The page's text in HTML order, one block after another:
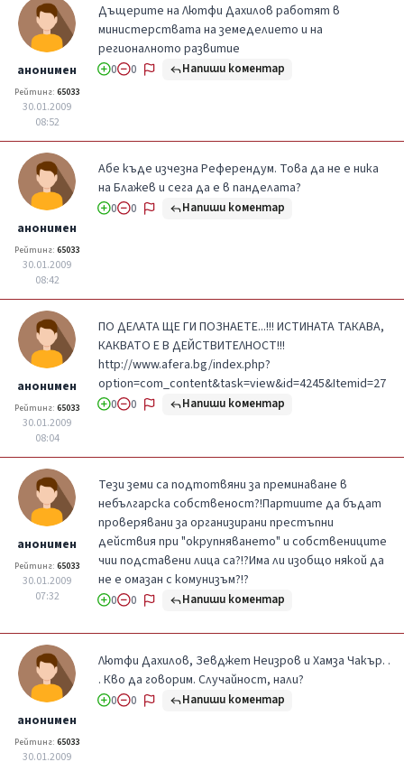
анонимен
Рейтинг: 65033
30.01.2009
08:52
Дъщерите на Лютфи Дахилов работят в
министерствата на земеделието и на
регионалното развитие
0 0 Напиши коментар
анонимен
Рейтинг: 65033
30.01.2009
08:42
Абе къде изчезна Референдум. Това да не е ника
на Блажев и сега да е в панделата?
0 0 Напиши коментар
анонимен
Рейтинг: 65033
30.01.2009
08:04
ПО ДЕЛАТА ЩЕ ГИ ПОЗНАЕТЕ...!!! ИСТИНАТА ТАКАВА,
КАКВАТО Е В ДЕЙСТВИТЕЛНОСТ!!!
http://www.afera.bg/index.php?
option=com_content&task=view&id=4245&Itemid=27
0 0 Напиши коментар
анонимен
Рейтинг: 65033
30.01.2009
07:32
Тези земи са подтотвяни за преминаване в
небългарска собственост?!Партиите да бъдат
проверявани за организирани престъпни
действия при "окрупняването" и собствениците
чии подставени лица са?!?Има ли изобщо някой да
не е омазан с комунизъм?!?
0 0 Напиши коментар
анонимен
Рейтинг: 65033
30.01.2009
Лютфи Дахилов, Зевджет Неизров и Хамза Чакър. .
. Кво да говорим. Случайност, нали?
0 0 Напиши коментар